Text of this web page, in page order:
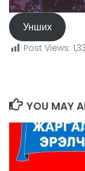
Унших
Post Views:
YOU MAY